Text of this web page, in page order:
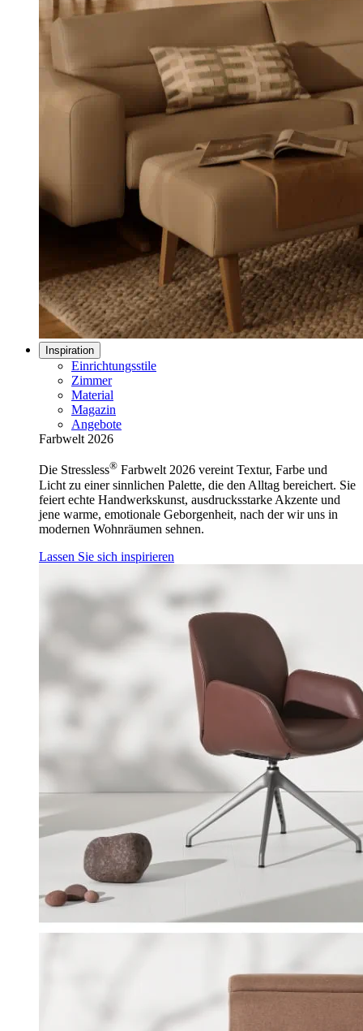
Inspiration
Einrichtungsstile
Zimmer
Material
Magazin
Angebote
Farbwelt 2026
Die Stressless® Farbwelt 2026 vereint Textur, Farbe und
Licht zu einer sinnlichen Palette, die den Alltag bereichert. Sie
feiert echte Handwerkskunst, ausdrucksstarke Akzente und
jene warme, emotionale Geborgenheit, nach der wir uns in
modernen Wohnräumen sehnen.
Lassen Sie sich inspirieren